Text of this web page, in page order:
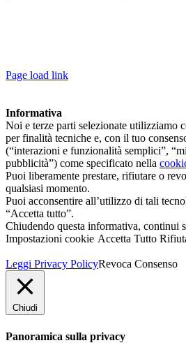
Page load link
Informativa
Noi e terze parti selezionate utilizziamo
per finalità tecniche e, con il tuo
(“interazioni e funzionalità semplici”,
pubblicità”) come specificato nella
Puoi liberamente prestare, rifiutare o
qualsiasi momento.
Puoi acconsentire all’utilizzo di tali
“Accetta tutto”.
Chiudendo questa informativa, continui
Impostazioni cookie Accetta Tutto
Leggi Privacy PolicyRevoca Consenso
Chiudi
Panoramica sulla privacy